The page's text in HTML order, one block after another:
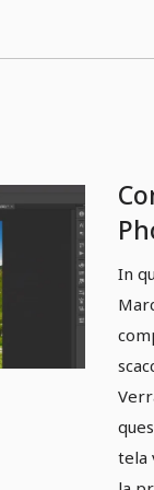
In
tela